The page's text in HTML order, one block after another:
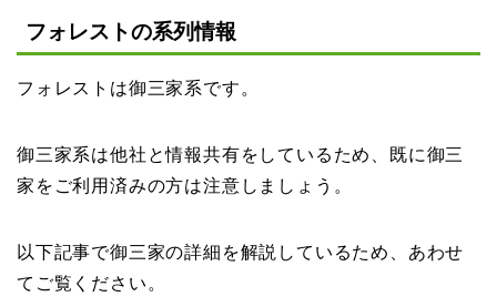
フォレストの系列情報
フォレストは御三家系です。
御三家系は他社と情報共有をしているため、既に御三
家をご利用済みの方は注意しましょう。
以下記事で御三家の詳細を解説しているため、あわせ
てご覧ください。